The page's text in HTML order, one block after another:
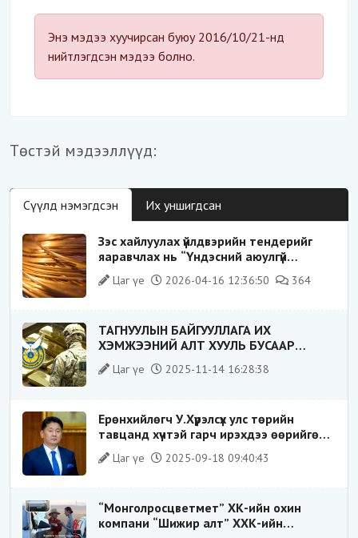
Энэ мэдээ хуучирсан буюу 2016/10/21-нд
нийтлэгдсэн мэдээ болно.
Төстэй мэдээллүүд:
Сүүлд нэмэгдсэн Их уншигдсан
Зэс хайлуулах үйлдвэрийн тендерийг
яаравчлах нь “Үндэсний аюулгүй
байдал“-д эрсдэлтэй юу?
Цаг үе 2026-04-16 12:36:50 364
ТАГНУУЛЫН БАЙГУУЛЛАГА ИХ
ХЭМЖЭЭНИЙ АЛТ ХУУЛЬ БУСААР
ХИЛЭЭР ГАРГАХ ГЭЖ БАЙСАН
ҮЙЛДЛИЙГ ТАСЛАН ЗОГСООЛОО
Цаг үе 2025-11-14 16:28:38
Ерөнхийлөгч У.Хүрэлсүх улс төрийн
тавцанд хүчтэй гарч ирэхдээ өөрийгөө
шударга ёсны төлөө тэмцэгч, “хуучин
тогтолцооны хонгилыг нураагч” гэсэн
Цаг үе 2025-09-18 09:40:43
“Монголросцветмет” ХК-ийн охин
компани “Шижир алт” ХХК-ийн